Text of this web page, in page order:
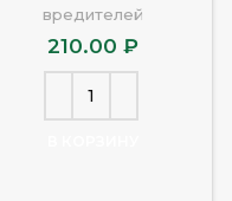
вредителей
210.00 ₽